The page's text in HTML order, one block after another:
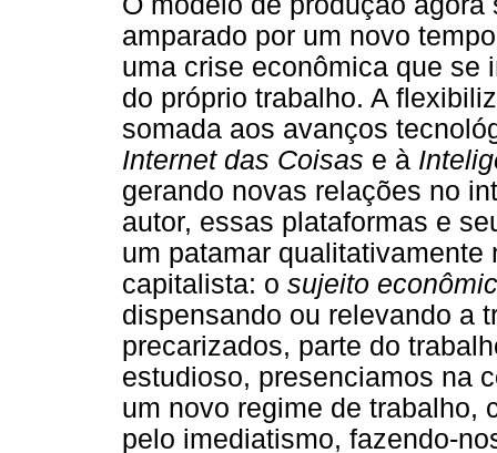
amparado por um novo
uma crise econômica que se
do próprio trabalho. A
somada aos avanços
Internet das Coisas e à
gerando novas relações no
autor, essas plataformas e
um patamar
capitalista: o sujeito
dispensando ou relevando a
precarizados, parte do
estudioso, presenciamos na
um novo regime de trabalho,
pelo imediatismo, fazendo-